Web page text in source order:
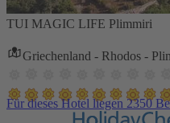
TUI MAGIC LIFE Plimmiri
Griechenland - Rhodos -
Für dieses Hotel liegen 2350